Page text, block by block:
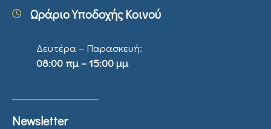
Ωράριο Υποδοχής Κοινού
Δευτέρα – Παρασκευή:
08:00 πμ – 15:00 μμ
Newsletter